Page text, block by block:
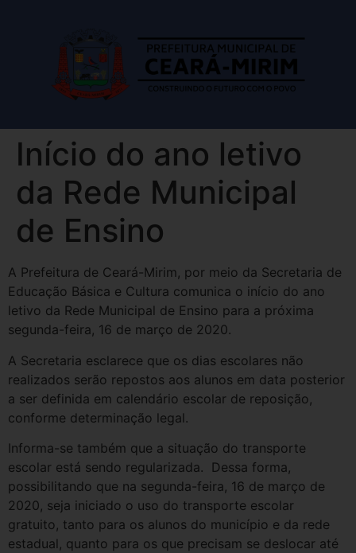
Início do ano letivo
da Rede Municipal
de Ensino
A Prefeitura de Ceará-Mirim, por meio da Secretaria de
Educação Básica e Cultura comunica o início do ano
letivo da Rede Municipal de Ensino para a próxima
segunda-feira, 16 de março de 2020.
A Secretaria esclarece que os dias escolares não
realizados serão repostos aos alunos em data posterior
a ser definida em calendário escolar de reposição,
conforme determinação legal.
Informa-se também que a situação do transporte
escolar está sendo regularizada. Dessa forma,
possibilitando que na segunda-feira, 16 de março de
2020, seja iniciado o uso do transporte escolar
gratuito, tanto para os alunos do município e da rede
estadual, quanto para os que precisam se deslocar até